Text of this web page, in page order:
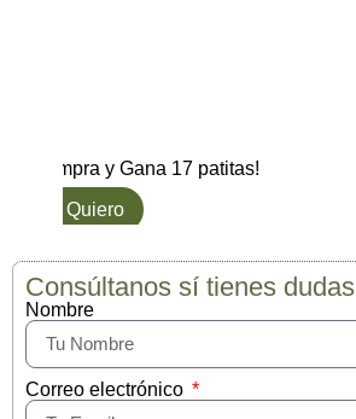
Gana hasta 15 patitas.
Ver opciones
Consúltanos sí tienes dudas
Nombre
Correo electrónico